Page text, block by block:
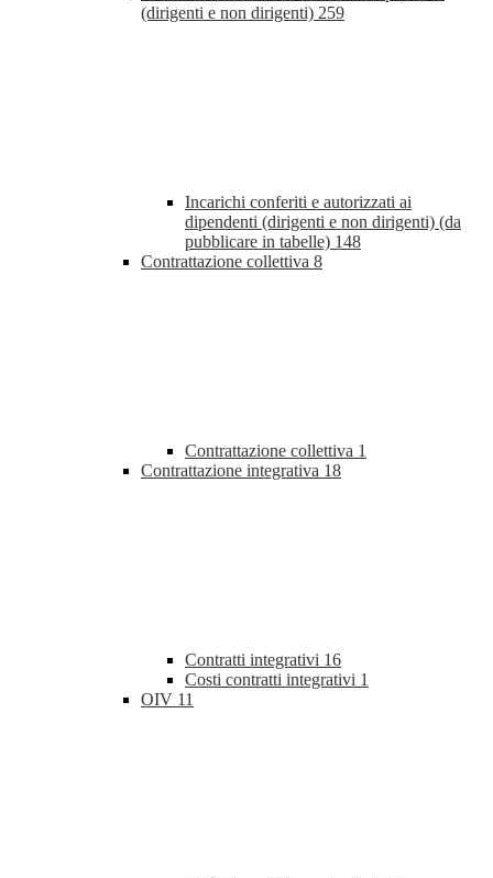
(dirigenti e non dirigenti) 259
Incarichi conferiti e autorizzati ai
dipendenti (dirigenti e non dirigenti) (da
pubblicare in tabelle) 148
Contrattazione collettiva 8
Contrattazione collettiva 1
Contrattazione integrativa 18
Contratti integrativi 16
Costi contratti integrativi 1
OIV 11